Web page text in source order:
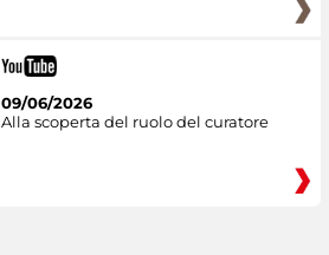
09/06/2026
Alla scoperta del ruolo del curatore